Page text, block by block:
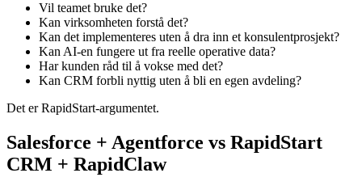
Vil teamet bruke det?
Kan virksomheten forstå det?
Kan det implementeres uten å dra inn et konsulentprosjekt?
Kan AI-en fungere ut fra reelle operative data?
Har kunden råd til å vokse med det?
Kan CRM forbli nyttig uten å bli en egen avdeling?
Det er RapidStart-argumentet.
Salesforce + Agentforce vs RapidStart
CRM + RapidClaw